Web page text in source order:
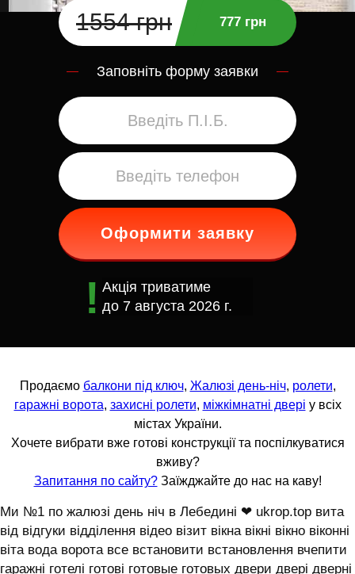
1554 грн 777 грн
Заповніть форму заявки
Оформити заявку
Акція триватиме
до 7 августа 2026 г.
Продаємо балкони під ключ, Жалюзі день-ніч, ролети,
гаражні ворота, захисні ролети, міжкімнатні двері у всіх
містах України.
Хочете вибрати вже готові конструкції та поспілкуватися
вживу?
Запитання по сайту?Заїжджайте до нас на каву!
Ми №1 по жалюзі день ніч в Лебедині ❤ ukrop.top вита
від відгуки відділення відео візит вікна вікні вікно віконні
віта вода ворота все встановити встановлення вчепити
гаражні готелі готові готовые готовых двери двері дверні